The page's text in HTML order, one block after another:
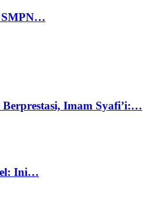
SMPN…
Berprestasi, Imam Syafi’i:…
Ini…